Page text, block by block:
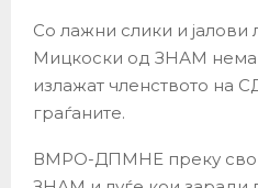
Со лажни слики и јалови
Мицкоски од ЗНАМ нема
излажат членството на
граѓаните.
ВМРО-ДПМНЕ преку